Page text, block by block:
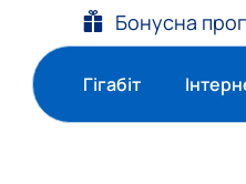
Бонусна
Гігабіт